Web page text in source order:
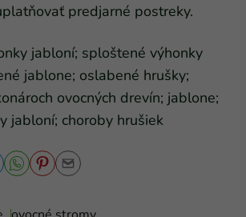
predjarné postreky.
jabloní; sploštené výhonky
jablone; oslabené hrušky;
ovocných drevín; jablone;
jabloní; choroby hrušiek